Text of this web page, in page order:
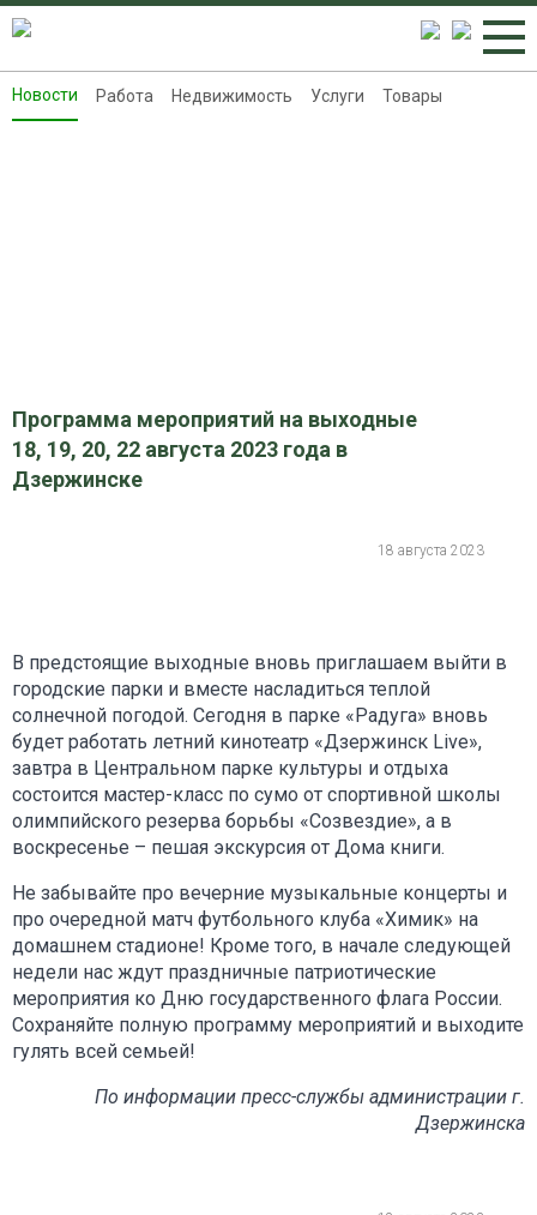
Новости
Новости Работа Недвижимость Услуги Товары
Программа мероприятий на выходные
18, 19, 20, 22 августа 2023 года в
Дзержинске
18 августа 2023
В предстоящие выходные вновь приглашаем выйти в
городские парки и вместе насладиться теплой
солнечной погодой. Сегодня в парке «Радуга» вновь
будет работать летний кинотеатр «Дзержинск Live»,
завтра в Центральном парке культуры и отдыха
состоится мастер-класс по сумо от спортивной школы
олимпийского резерва борьбы «Созвездие», а в
воскресенье – пешая экскурсия от Дома книги.
Не забывайте про вечерние музыкальные концерты и
про очередной матч футбольного клуба «Химик» на
домашнем стадионе! Кроме того, в начале следующей
недели нас ждут праздничные патриотические
мероприятия ко Дню государственного флага России.
Сохраняйте полную программу мероприятий и выходите
гулять всей семьей!
По информации пресс-службы администрации г.
Дзержинска